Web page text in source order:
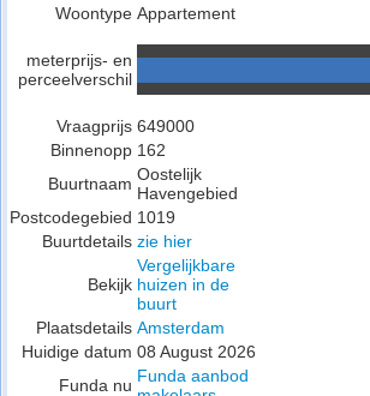
Woontype Appartement
meterprijs- en
perceelverschil
Vraagprijs 649000
Binnenopp 162
Buurtnaam Oostelijk
Havengebied
Postcodegebied 1019
Buurtdetails zie hier
Bekijk
Vergelijkbare
huizen in de
buurt
Plaatsdetails Amsterdam
Huidige datum 08 August 2026
Funda nu Funda aanbod